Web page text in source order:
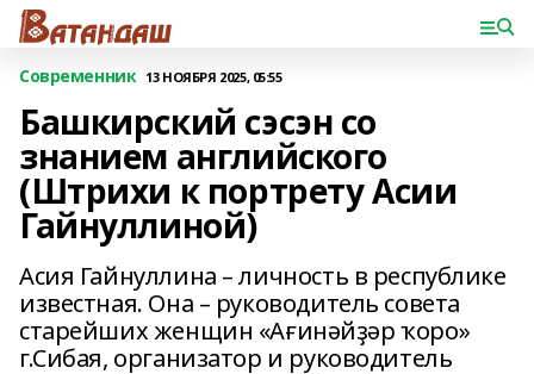
Современник 13 НОЯБРЯ 2025, 05:55
Башкирский сэсэн со
знанием английского
(Штрихи к портрету Асии
Гайнуллиной)
Асия Гайнуллина – личность в республике
известная. Она – руководитель совета
старейших женщин «Ағинәйҙәр ҡоро»
г.Сибая, организатор и руководитель